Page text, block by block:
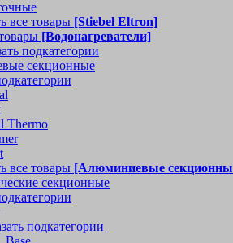
все товары [Stiebel Eltron]
[Водонагреватели]
подкатегории
секционные
Thermo
все товары [Алюминиевые
секционные
подкатегории